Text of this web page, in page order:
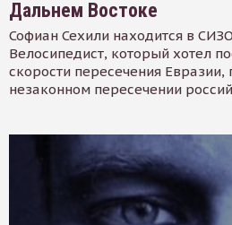
Дальнем Востоке
Софиан Сехили находится в
Велосипедист, который хотел
скорости пересечения Евразии,
незаконном пересечении